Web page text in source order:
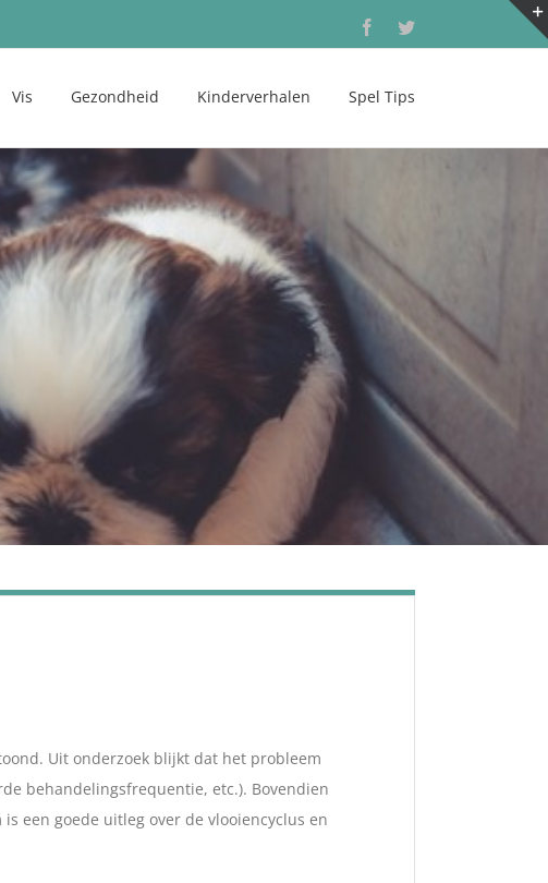
FacebookTwitter
Vis Gezondheid Kinderverhalen Spel Tips
Uit onderzoek blijkt dat het probleem
behandelingsfrequentie, etc.). Bovendien
een goede uitleg over de vlooiencyclus en